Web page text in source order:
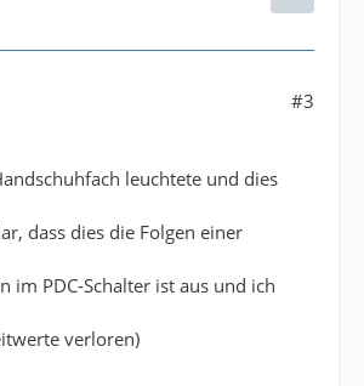
#3
leuchtete und dies
dass dies die Folgen einer
im PDC-Schalter ist aus und ich
verloren)